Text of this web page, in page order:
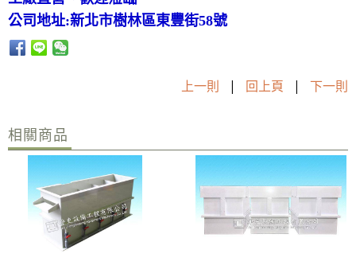
公司地址:新北市樹林區東豐街58號
上一則 | 回上頁 | 下一則
相關商品